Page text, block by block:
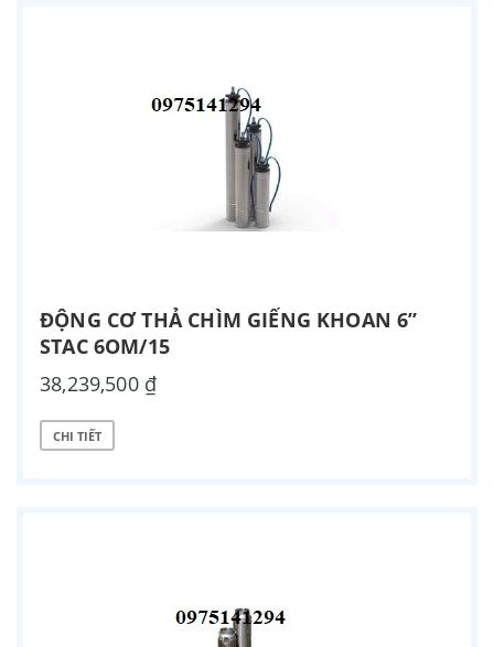
ĐỘNG CƠ THẢ CHÌM GIẾNG KHOAN 6”
STAC 6OM/15
38,239,500 ₫
CHI TIẾT